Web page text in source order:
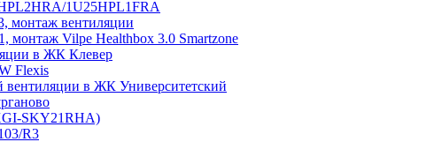
1U25HPL1FRA
монтаж вентиляции
монтаж Vilpe Healthbox 3.0 Smartzone
в ЖК Клевер
Flexis
вентиляции в ЖК Университетский
SKY21RHA)
R3